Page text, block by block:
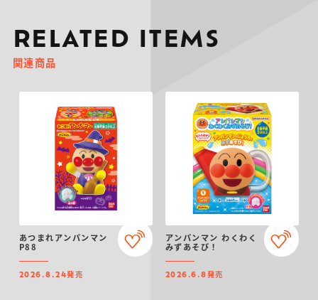
RELATED ITEMS
関連商品
あつまれアンパンマン
P88
2026.8.24発売
アンパンマン わくわく
みずあそび！
2026.6.8発売